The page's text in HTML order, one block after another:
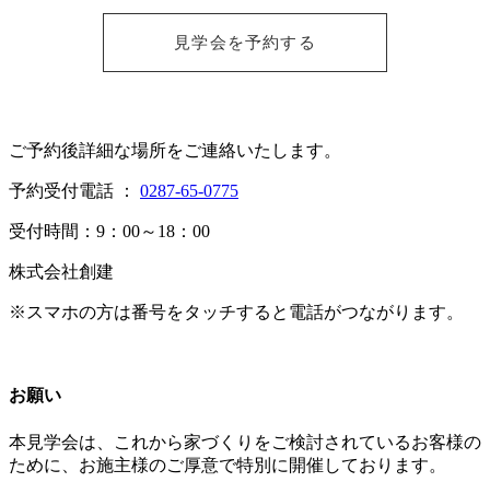
見学会を予約する
ご予約後詳細な場所をご連絡いたします。
予約受付電話 ： 0287-65-0775
受付時間：9：00～18：00
株式会社創建
※スマホの方は番号をタッチすると電話がつながります。
お願い
本見学会は、これから家づくりをご検討されているお客様の
ために、お施主様のご厚意で特別に開催しております。